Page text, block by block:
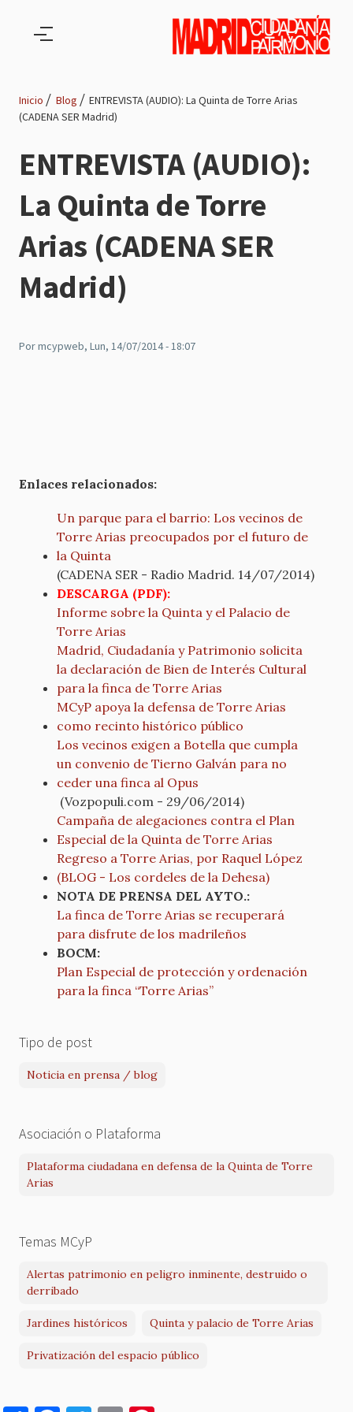
de
navegación
Inicio Blog
ENTREVISTA (AUDIO): La Quinta de Torre Arias
(CADENA SER Madrid)
ENTREVISTA (AUDIO):
La Quinta de Torre
Arias (CADENA SER
Madrid)
Pormcypweb, Lun, 14/07/2014 - 18:07
Enlaces relacionados:
Un parque para el barrio: Los vecinos de
Torre Arias preocupados por el futuro de
la Quinta
(CADENA SER - Radio Madrid. 14/07/2014)
DESCARGA (PDF):
Informe sobre la Quinta y el Palacio de
Torre Arias
Madrid, Ciudadanía y Patrimonio solicita
la declaración de Bien de Interés Cultural
para la finca de Torre Arias
MCyP apoya la defensa de Torre Arias
como recinto histórico público
Los vecinos exigen a Botella que cumpla
un convenio de Tierno Galván para no
ceder una finca al Opus
(Vozpopuli.com - 29/06/2014)
Campaña de alegaciones contra el Plan
Especial de la Quinta de Torre Arias
Regreso a Torre Arias, por Raquel López
(BLOG - Los cordeles de la Dehesa)
NOTA DE PRENSA DEL AYTO.:
La finca de Torre Arias se recuperará
para disfrute de los madrileños
BOCM:
Plan Especial de protección y ordenación
para la finca “Torre Arias”
Tipo de post
Noticia en prensa / blog
Asociación o Plataforma
Plataforma ciudadana en defensa de la Quinta de Torre
Arias
Temas MCyP
Alertas patrimonio en peligro inminente, destruido o
derribado
Jardines históricos Quinta y palacio de Torre Arias
Privatización del espacio público